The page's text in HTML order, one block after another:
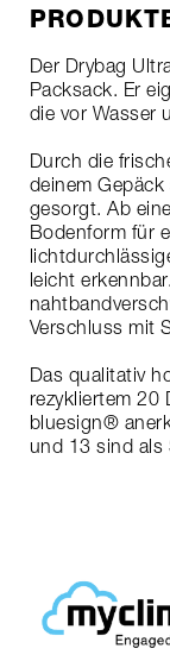
Der Drybag
Packsack. Er
die vor Wasser
Durch die
deinem
gesorgt. Ab
Bodenform für
leicht
Verschluss mit
Das qualitativ
rezykliertem 20
bluesign®
und 13 sind als